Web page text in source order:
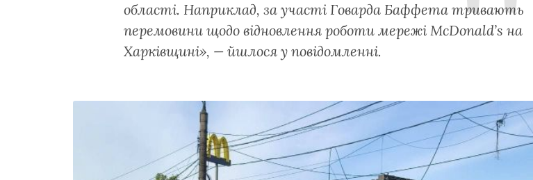
області. Наприклад, за участі Говарда Баффета тривають
перемовини щодо відновлення роботи мережі McDonald’s на
Харківщині», — йшлося у повідомленні.